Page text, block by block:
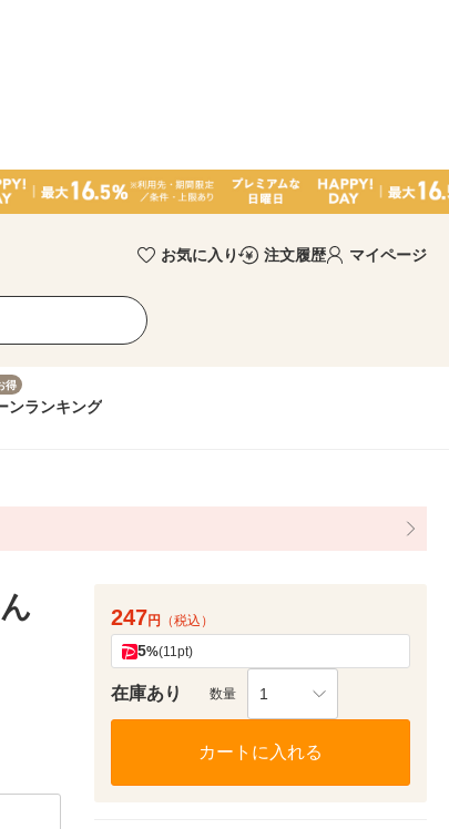
お気に入り 注文履歴 マイページ
得
ンランキング
247円 （税込）
5%(11pt)
在庫あり 数量 1
カートに入れる